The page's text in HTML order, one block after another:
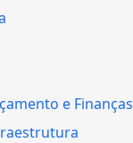
e Finanças